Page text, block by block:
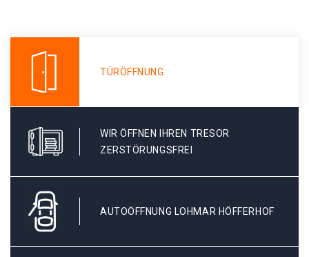
TÜRÖFFNUNG
WIR ÖFFNEN IHREN TRESOR
ZERSTÖRUNGSFREI
AUTOÖFFNUNG LOHMAR HÖFFERHOF